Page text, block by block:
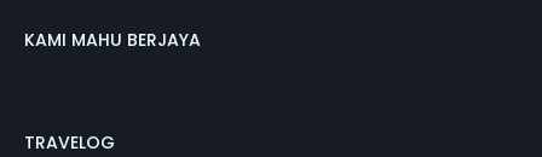
KAMI MAHU BERJAYA
TRAVELOG